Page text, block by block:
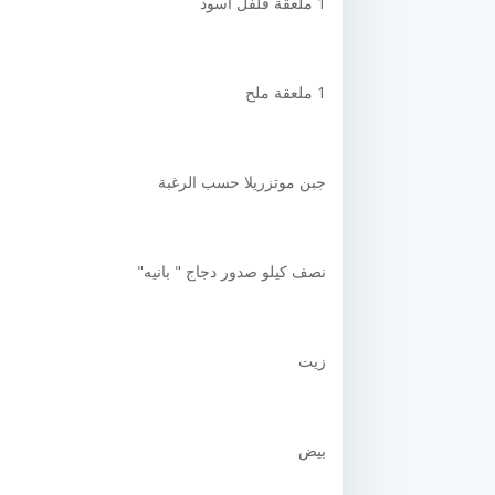
1 ملعقة ملح
جبن موتزريلا حسب الرغبة
نصف كيلو صدور دجاج " بانيه"
زيت
بيض